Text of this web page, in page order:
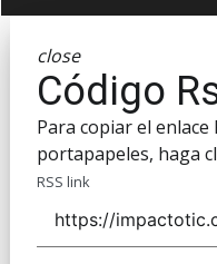
close
Código
Para copiar el enlace
portapapeles, haga
RSS link